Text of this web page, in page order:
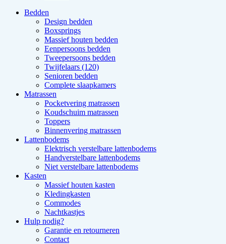
Bedden
Design bedden
Boxsprings
Massief houten bedden
Eenpersoons bedden
Tweepersoons bedden
Twijfelaars (120)
Senioren bedden
Complete slaapkamers
Matrassen
Pocketvering matrassen
Koudschuim matrassen
Toppers
Binnenvering matrassen
Lattenbodems
Elektrisch verstelbare lattenbodems
Handverstelbare lattenbodems
Niet verstelbare lattenbodems
Kasten
Massief houten kasten
Kledingkasten
Commodes
Nachtkastjes
Hulp nodig?
Garantie en retourneren
Contact